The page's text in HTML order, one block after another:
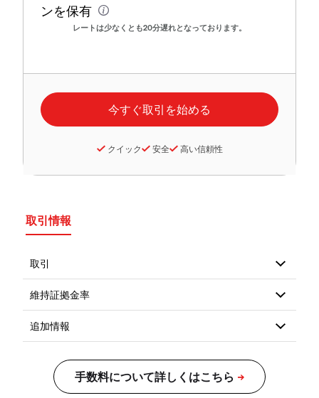
ンを保有
レートは少なくとも20分遅れとなっております。
クイック 安全 高い信頼性
取引情報